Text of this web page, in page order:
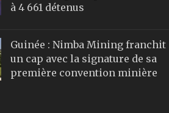
à 4 661 détenus
Guinée : Nimba Mining franchit
un cap avec la signature de sa
première convention minière